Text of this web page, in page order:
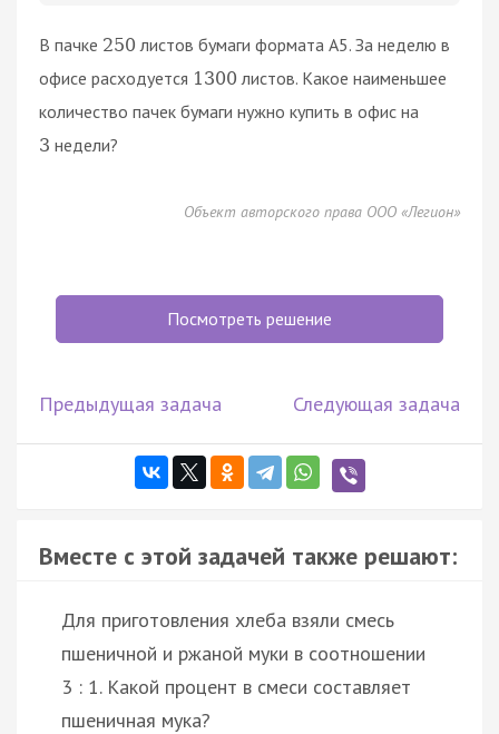
В пачке 250 листов бумаги формата А5. За неделю в
офисе расходуется 1300 листов. Какое наименьшее
количество пачек бумаги нужно купить в офис на
3 недели?
Объект авторского права ООО «Легион»
Посмотреть решение
Предыдущая задача Следующая задача
Вместе с этой задачей также решают:
Для приготовления хлеба взяли смесь
пшеничной и ржаной муки в соотношении
3 : 1. Какой процент в смеси составляет
пшеничная мука?